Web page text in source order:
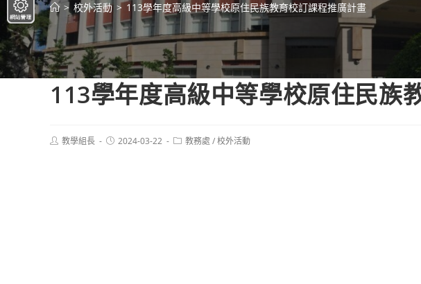
> 校外活動 > 113學年度高級中等學校原住民族教育校訂課程推廣計畫
113學年度高級中等學校原住民族
Post教學組長
Post2024-03-22
Post教務處 /校外活動